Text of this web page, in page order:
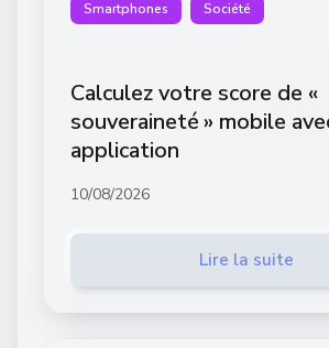
Smartphones Société
Calculez votre score de «
souveraineté » mobile
application
10/08/2026
Lire la suite